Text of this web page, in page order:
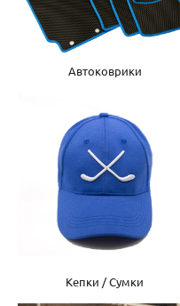
Автоковрики
Кепки / Сумки